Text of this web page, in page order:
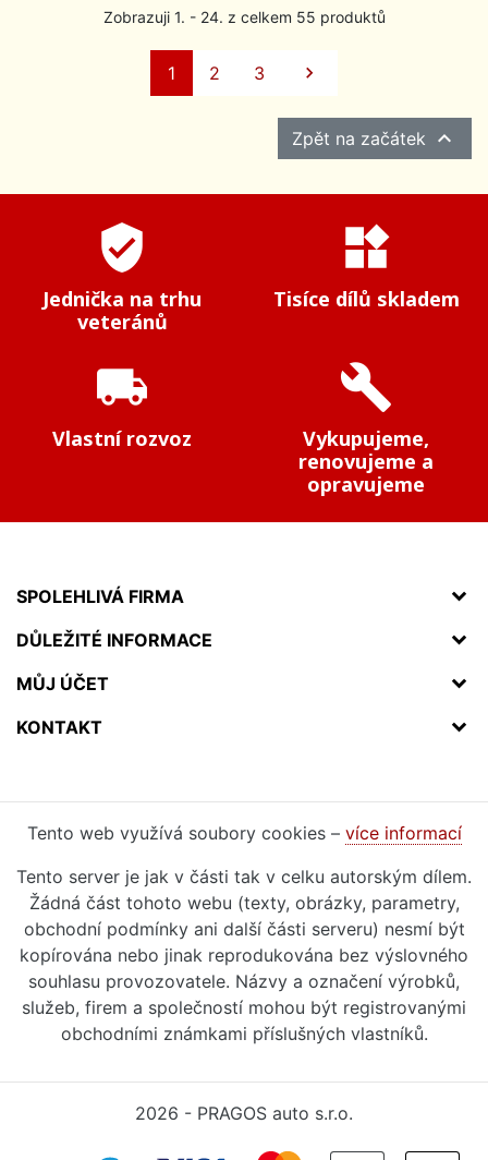
Zobrazuji 1. - 24. z celkem 55 produktů
1 2 3 Další

Zpět na začátek 
verified_user
Jednička na trhu
veteránů
widgets
Tisíce dílů skladem
local_shipping
Vlastní rozvoz
build
Vykupujeme,
renovujeme a
opravujeme
SPOLEHLIVÁ FIRMA
DŮLEŽITÉ INFORMACE
MŮJ ÚČET
KONTAKT
Tento web využívá soubory cookies – více informací
Tento server je jak v části tak v celku autorským dílem.
Žádná část tohoto webu (texty, obrázky, parametry,
obchodní podmínky ani další části serveru) nesmí být
kopírována nebo jinak reprodukována bez výslovného
souhlasu provozovatele. Názvy a označení výrobků,
služeb, firem a společností mohou být registrovanými
obchodními známkami příslušných vlastníků.
2026 - PRAGOS auto s.r.o.